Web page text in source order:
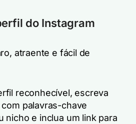
do Instagram
atraente e fácil de
reconhecível, escreva
palavras-chave
nicho e inclua um link para